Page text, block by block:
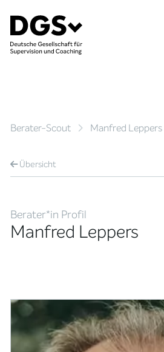
Berater-Scout Manfred Leppers
Übersicht
Berater*in Profil
Manfred Leppers